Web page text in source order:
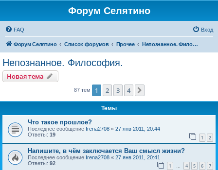
Форум Селятино
FAQ Вход
Форум Селятино Список форумов Прочее Непознанное. Философия.
Непознанное. Философия.
Новая тема
87 тем 1 2 3 4
Темы
Что такое прошлое?
Последнее сообщение Irena2708 « 27 янв 2011, 20:44
Ответы: 19 1 2
Напишите, в чём заключается Ваш смысл жизни?
Последнее сообщение Irena2708 « 27 янв 2011, 20:41
Ответы: 92 1 4 5 6 7